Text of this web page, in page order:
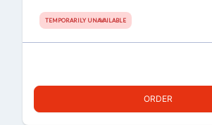
TEMPORARILY UNAVAILABLE
ORDER